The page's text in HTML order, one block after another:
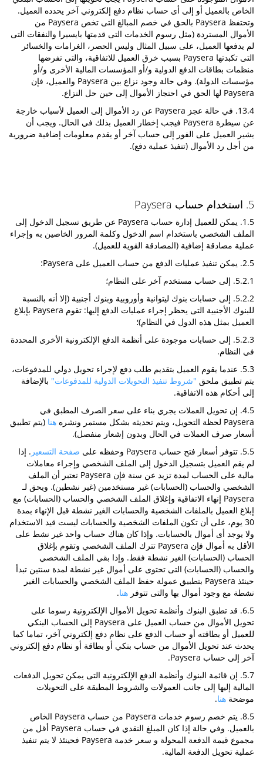
الخاص بالعميل أو إلى أى حساب نظام دفع إلكتروني آخر يحدده العميل.
وتحتفظ Paysera بالحق في خصم المبالغ التى تخص Paysera من
الأموال المستردة (مثل رسوم الخدمات التى قدمتها بايسيرا والنفقات التى
لم يدفعها العميل، على سبيل المثال وليس الحصر، الغرامات والخسائر
التى تكبدتها Paysera بسبب خرق العميل للاتفاقية، والتى تفرضها
منظمات بطاقات الدفع الدولية و/أو المؤسسات المالية الأخرى و/أو
مؤسسات الدولة). وفي حالة وجود نزاع بين Paysera والعميل، فإن
Paysera لها الحق في احتجاز الأموال إلى حين حل النزاع.
13.4. في حالة عجز Paysera عن رد الأموال إلى العميل لأسباب خارجة
عن سيطرة Paysera فيجب إخطار العميل بذلك في الحال. ويجب أن
يشير العميل على الفور إلى حساب آخر أو يقدم معلومات إضافية ضرورية
من أجل رد الأموال (تنفيذ عملية دفع).
5. استخدام حساب Paysera
1.5. يمكن للعميل إدارة حساب Paysera عن طريق تسجيل الدخول إلى
الملف الشخصي باستخدام اسم الدخول وكلمة المرور الخاصين به وإجراء
عملية مصادقة إضافية (المصادقة القوية للعميل).
2.5. يمكن تنفيذ عمليات الدفع من حساب العميل على Paysera:
5.2.1. إلى حساب مستخدم آخر على النظام؛
5.2.2. إلى حسابات بنوك ليتوانية وأوروبية وبنوك أجنبية (إلا أنه بالنسبة
للبنوك الأجنبية التى يحظر إجراء عمليات الدفع إليها: تقوم Paysera بإبلاغ
العميل بمثل هذه الدول في النظام)؛
5.2.3. إلى حسابات موجودة على أنظمة الدفع الإلكترونية الأخرى المحددة
في النظام.
5.3. عندما يقوم العميل بتقديم طلب دفع لإجراء تحويل دولي للمدفوعات،
يتم تطبيق ملحق "شروط تنفيذ التحويلات الدولية للمدفوعات" بالإضافة
إلى أحكام هذه الاتفاقية.
4.5. إن تحويل العملات يجري بناء على سعر الصرف المطبق في
Paysera لحظة التحويل، ويتم تحديثه بشكل مستمر ونشره
هنا (يتم تطبيق
أسعار صرف العملات في الحال وبدون إشعار منفصل).
5.5. تتوفر أسعار فتح حساب Paysera وحفظه على
صفحة التسعير . إذا
لم يقم العميل بتسجيل الدخول إلى الملف الشخصي وإجراء معاملات
مالية على الحساب لمدة تزيد عن سنة فإن Paysera تعتبر أن الملف
الشخصي والحساب (الحسابات) غير مستخدمين (غير نشطين). ويحق لـ
Paysera إنهاء الاتفاقية وإغلاق الملف الشخصي والحساب (الحسابات) مع
إبلاغ العميل بالملفات الشخصية والحسابات الغير نشطة قبل الإنهاء بمدة
30 يوم، على أن تكون الملفات الشخصية والحسابات ليست قيد الاستخدام
ولا يوجد أى أموال بالحسابات. وإذا كان هناك حساب واحد غير نشط على
الأقل به أموال فإن Paysera تترك الملف الشخصي وتقوم بإغلاق
الحساب (الحسابات) الغير نشطة فقط. وإذا بقي الملف الشخصي
والحساب (الحسابات) التى تحتوى على أموال غير نشطة لمدة سنتين تبدأ
حينئذ Paysera بتطبيق عمولة حفظ الملف الشخصي والحسابات الغير
نشطة مع وجود أموال بها والتى تتوفر هنا.
6.5. قد تطبق البنوك وأنظمة تحويل الأموال الإلكترونية رسوما على
تحويل الأموال من حساب العميل على Paysera إلى الحساب البنكي
للعميل أو بطاقته أو حساب الدفع على نظام دفع إلكتروني آخر، تماما كما
يحدث عند تحويل الأموال من حساب بنكي أو بطاقة أو نظام دفع إلكتروني
آخر إلى حساب Paysera.
5.7. إن قائمة البنوك وأنظمة الدفع الإلكترونية التى يمكن تحويل الدفعات
المالية إليها إلى جانب العمولات والشروط المطبقة على التحويلات
موضحة هنا.
8.5. يتم خصم رسوم خدمات Paysera من حساب Paysera الخاص
بالعميل. وفي حالة إذا كان المبلغ النقدي في حساب Paysera أقل من
مجموع قيمة الدفعة المحولة و سعر خدمة Paysera فحينئذ لا يتم تنفيذ
عملية تحويل الدفعة المالية.